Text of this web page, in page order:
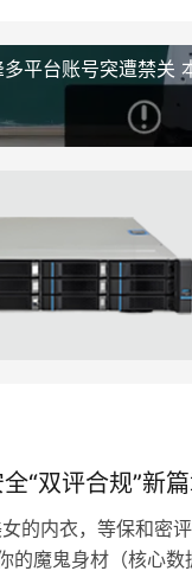
平台账号突遭禁关
“双评合规”新
的内衣，等保和密
的魔鬼身材（核心数